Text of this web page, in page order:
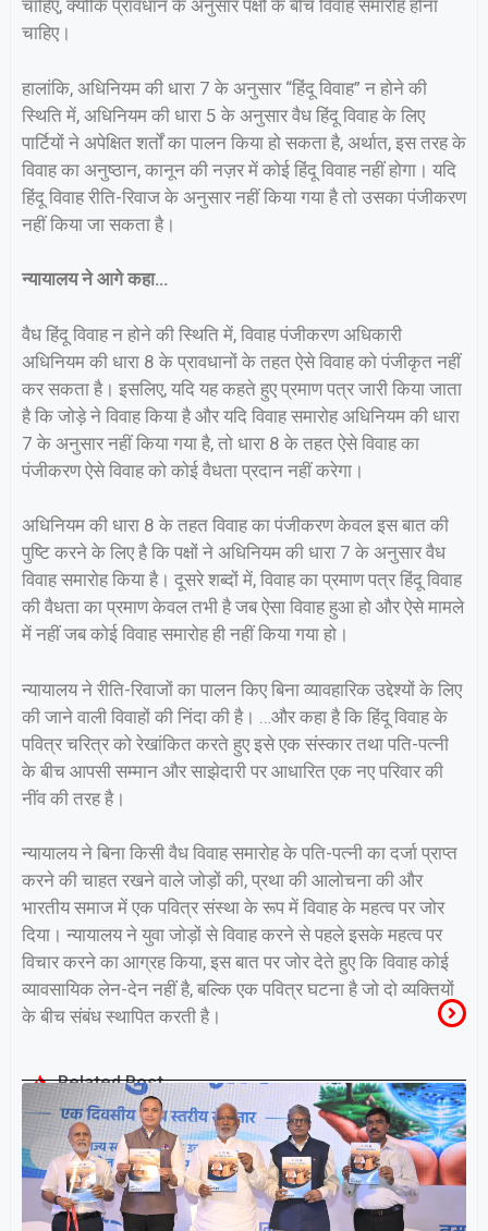
चाहिए, क्योंकि प्रावधान के अनुसार पक्षों के बीच विवाह समारोह होना
चाहिए।
हालांकि, अधिनियम की धारा 7 के अनुसार “हिंदू विवाह” न होने की
स्थिति में, अधिनियम की धारा 5 के अनुसार वैध हिंदू विवाह के लिए
पार्टियों ने अपेक्षित शर्तों का पालन किया हो सकता है, अर्थात, इस तरह के
विवाह का अनुष्ठान, कानून की नज़र में कोई हिंदू विवाह नहीं होगा। यदि
हिंदू विवाह रीति-रिवाज के अनुसार नहीं किया गया है तो उसका पंजीकरण
नहीं किया जा सकता है।
न्यायालय ने आगे कहा…
वैध हिंदू विवाह न होने की स्थिति में, विवाह पंजीकरण अधिकारी
अधिनियम की धारा 8 के प्रावधानों के तहत ऐसे विवाह को पंजीकृत नहीं
कर सकता है। इसलिए, यदि यह कहते हुए प्रमाण पत्र जारी किया जाता
है कि जोड़े ने विवाह किया है और यदि विवाह समारोह अधिनियम की धारा
7 के अनुसार नहीं किया गया है, तो धारा 8 के तहत ऐसे विवाह का
पंजीकरण ऐसे विवाह को कोई वैधता प्रदान नहीं करेगा।
अधिनियम की धारा 8 के तहत विवाह का पंजीकरण केवल इस बात की
पुष्टि करने के लिए है कि पक्षों ने अधिनियम की धारा 7 के अनुसार वैध
विवाह समारोह किया है। दूसरे शब्दों में, विवाह का प्रमाण पत्र हिंदू विवाह
की वैधता का प्रमाण केवल तभी है जब ऐसा विवाह हुआ हो और ऐसे मामले
में नहीं जब कोई विवाह समारोह ही नहीं किया गया हो।
न्यायालय ने रीति-रिवाजों का पालन किए बिना व्यावहारिक उद्देश्यों के लिए
की जाने वाली विवाहों की निंदा की है। …और कहा है कि हिंदू विवाह के
पवित्र चरित्र को रेखांकित करते हुए इसे एक संस्कार तथा पति-पत्नी
के बीच आपसी सम्मान और साझेदारी पर आधारित एक नए परिवार की
नींव की तरह है।
न्यायालय ने बिना किसी वैध विवाह समारोह के पति-पत्नी का दर्जा प्राप्त
करने की चाहत रखने वाले जोड़ों की, प्रथा की आलोचना की और
भारतीय समाज में एक पवित्र संस्था के रूप में विवाह के महत्व पर जोर
दिया। न्यायालय ने युवा जोड़ों से विवाह करने से पहले इसके महत्व पर
विचार करने का आग्रह किया, इस बात पर जोर देते हुए कि विवाह कोई
व्यावसायिक लेन-देन नहीं है, बल्कि एक पवित्र घटना है जो दो व्यक्तियों
के बीच संबंध स्थापित करती है।
Related Post